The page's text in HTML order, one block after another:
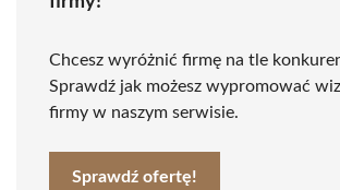
Chcesz wyróżnić firmę na tle
Sprawdź jak możesz wypromować
firmy w naszym serwisie.
Sprawdź ofertę!